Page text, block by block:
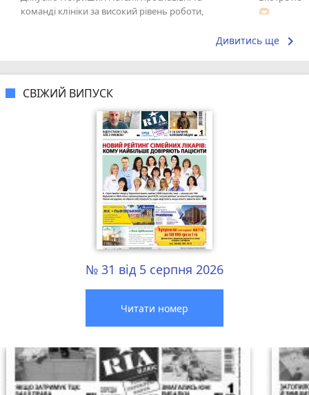
команді клініки за високий рівень роботи,
🫶🏻
Дивитись ще keyboard_arrow_right
СВІЖИЙ ВИПУСК
№ 31 від 5 серпня 2026
Читати номер